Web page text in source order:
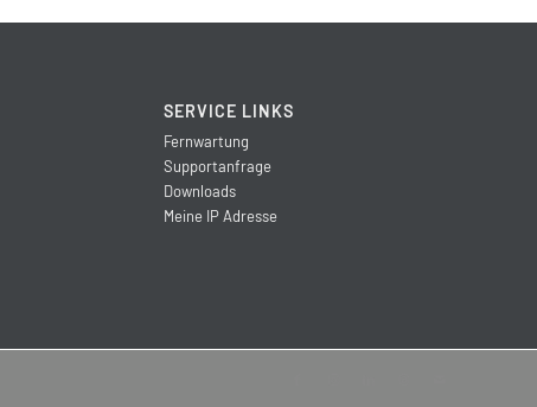
SERVICE LINKS
Fernwartung
Supportanfrage
Downloads
Meine IP Adresse